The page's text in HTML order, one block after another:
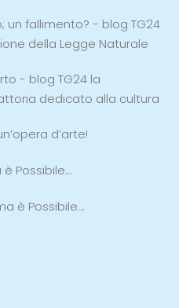
un fallimento? - blog TG24
della Legge Naturale
- blog TG24 la
dedicato alla cultura
d’arte!
è Possibile…
è Possibile…